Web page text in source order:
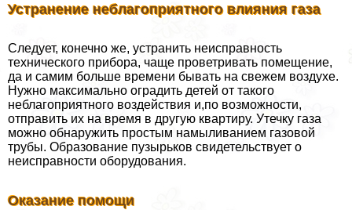
Устранение нeблагоприятного влияния газа
Следует, конечно же, устранить неисправность
технического прибора, чаще проветривать помещение,
да и самим больше времени бывать на свежем воздухе.
Нужно максимально оградить детей от такого
нeблагоприятного воздействия и,по возможности,
отправить их на время в другую квартиру. Утечку газа
можно обнаружить простым намыливанием газовой
трубы. Образование пузырьков свидетельствует о
неисправности оборудования.
Оказание помощи